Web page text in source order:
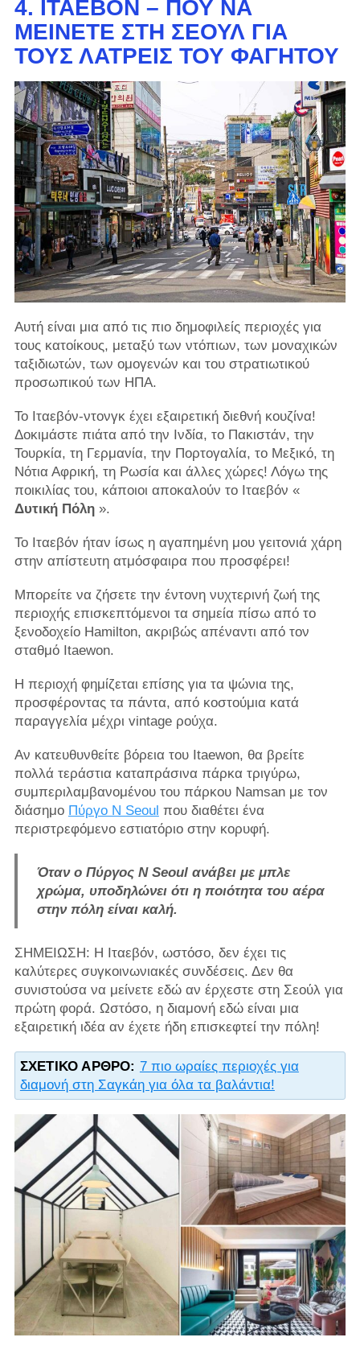
4. ΙΤΑΕΒΌΝ – ΠΟΎ ΝΑ
ΜΕΊΝΕΤΕ ΣΤΗ ΣΕΟΎΛ ΓΙΑ
ΤΟΥΣ ΛΆΤΡΕΙΣ ΤΟΥ ΦΑΓΗΤΟΎ
Αυτή είναι μια από τις πιο δημοφιλείς περιοχές για
τους κατοίκους, μεταξύ των ντόπιων, των μοναχικών
ταξιδιωτών, των ομογενών και του στρατιωτικού
προσωπικού των ΗΠΑ.
Το Ιταεβόν-ντονγκ έχει εξαιρετική διεθνή κουζίνα!
Δοκιμάστε πιάτα από την Ινδία, το Πακιστάν, την
Τουρκία, τη Γερμανία, την Πορτογαλία, το Μεξικό, τη
Νότια Αφρική, τη Ρωσία και άλλες χώρες! Λόγω της
ποικιλίας του, κάποιοι αποκαλούν το Ιταεβόν «
Δυτική Πόλη».
Το Ιταεβόν ήταν ίσως η αγαπημένη μου γειτονιά χάρη
στην απίστευτη ατμόσφαιρα που προσφέρει!
Μπορείτε να ζήσετε την έντονη νυχτερινή ζωή της
περιοχής επισκεπτόμενοι τα σημεία πίσω από το
ξενοδοχείο Hamilton, ακριβώς απέναντι από τον
σταθμό Itaewon.
Η περιοχή φημίζεται επίσης για τα ψώνια της,
προσφέροντας τα πάντα, από κοστούμια κατά
παραγγελία μέχρι vintage ρούχα.
Αν κατευθυνθείτε βόρεια του Itaewon, θα βρείτε
πολλά τεράστια καταπράσινα πάρκα τριγύρω,
συμπεριλαμβανομένου του πάρκου Namsan με τον
διάσημο Πύργο N Seoul που διαθέτει ένα
περιστρεφόμενο εστιατόριο στην κορυφή.
Όταν ο Πύργος N Seoul ανάβει με μπλε
χρώμα, υποδηλώνει ότι η ποιότητα του αέρα
στην πόλη είναι καλή.
ΣΗΜΕΙΩΣΗ: Η Ιταεβόν, ωστόσο, δεν έχει τις
καλύτερες συγκοινωνιακές συνδέσεις. Δεν θα
συνιστούσα να μείνετε εδώ αν έρχεστε στη Σεούλ για
πρώτη φορά. Ωστόσο, η διαμονή εδώ είναι μια
εξαιρετική ιδέα αν έχετε ήδη επισκεφτεί την πόλη!
ΣΧΕΤΙΚΌ ΆΡΘΡΟ: 7 πιο ωραίες περιοχές για
διαμονή στη Σαγκάη για όλα τα βαλάντια!